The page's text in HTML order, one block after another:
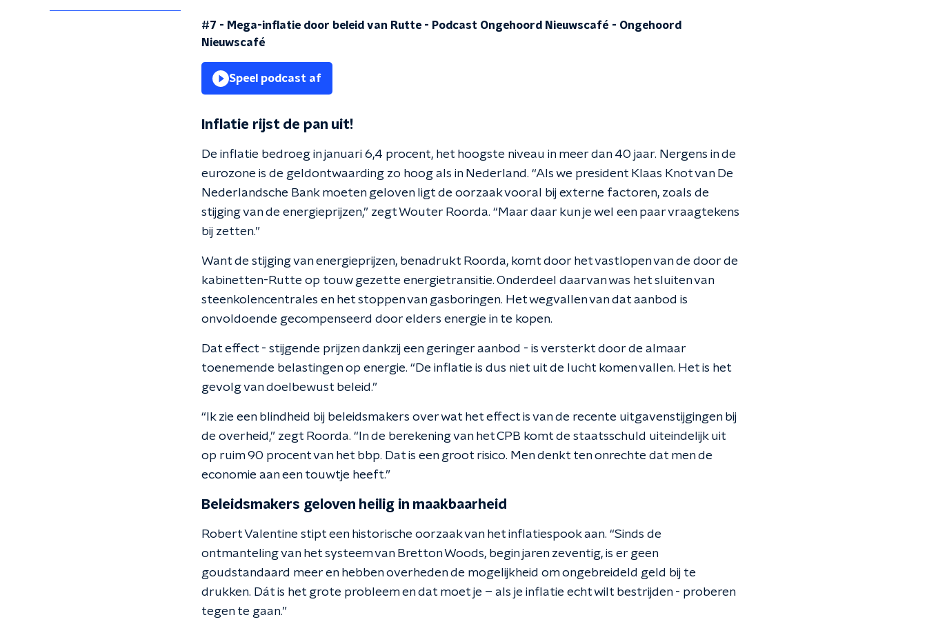
#7 - Mega-inflatie door beleid van Rutte - Podcast Ongehoord Nieuwscafé - Ongehoord
Nieuwscafé
Speel podcast af
Inflatie rijst de pan uit!
De inflatie bedroeg in januari 6,4 procent, het hoogste niveau in meer dan 40 jaar. Nergens in de
eurozone is de geldontwaarding zo hoog als in Nederland. “Als we president Klaas Knot van De
Nederlandsche Bank moeten geloven ligt de oorzaak vooral bij externe factoren, zoals de
stijging van de energieprijzen,” zegt Wouter Roorda. “Maar daar kun je wel een paar vraagtekens
bij zetten.”
Want de stijging van energieprijzen, benadrukt Roorda, komt door het vastlopen van de door de
kabinetten-Rutte op touw gezette energietransitie. Onderdeel daarvan was het sluiten van
steenkolencentrales en het stoppen van gasboringen. Het wegvallen van dat aanbod is
onvoldoende gecompenseerd door elders energie in te kopen.
Dat effect - stijgende prijzen dankzij een geringer aanbod - is versterkt door de almaar
toenemende belastingen op energie. “De inflatie is dus niet uit de lucht komen vallen. Het is het
gevolg van doelbewust beleid.”
“Ik zie een blindheid bij beleidsmakers over wat het effect is van de recente uitgavenstijgingen bij
de overheid,” zegt Roorda. “In de berekening van het CPB komt de staatsschuld uiteindelijk uit
op ruim 90 procent van het bbp. Dat is een groot risico. Men denkt ten onrechte dat men de
economie aan een touwtje heeft.”
Beleidsmakers geloven heilig in maakbaarheid
Robert Valentine stipt een historische oorzaak van het inflatiespook aan. “Sinds de
ontmanteling van het systeem van Bretton Woods, begin jaren zeventig, is er geen
goudstandaard meer en hebben overheden de mogelijkheid om ongebreideld geld bij te
drukken. Dát is het grote probleem en dat moet je – als je inflatie echt wilt bestrijden - proberen
tegen te gaan.”